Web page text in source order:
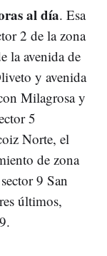
al día. Esa
2 de la zona
la avenida de
y avenida
Milagrosa y
5
Norte, el
de zona
9 San
últimos,